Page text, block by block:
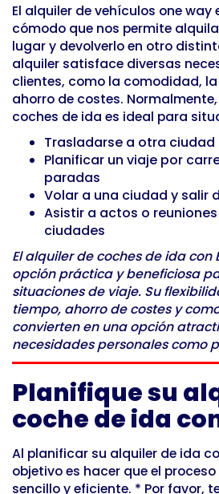
El alquiler de vehículos one way
cómodo que nos permite
lugar y devolverlo en otro
alquiler satisface diversas
clientes, como la comodidad,
ahorro de costes.
coches de ida es ideal para
Trasladarse a otra ciudad
Planificar un viaje por
paradas
Volar a una ciudad y salir
Asistir a actos o
ciudades
El alquiler de coches de ida con
opción práctica y beneficiosa
situaciones de viaje. Su
tiempo, ahorro de costes y
convierten en una opción
necesidades personales como
Planifique su
coche de ida
Al planificar su alquiler de ida
objetivo es hacer que el
sencillo y eficiente. * Por favor,